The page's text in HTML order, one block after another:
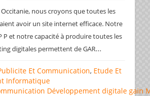
Occitanie, nous croyons que toutes les
avoir un site internet efficace. Notre
P et notre capacité à produire toutes les
digitales permettent de GAR...
Et Communication, Etude Et
Informatique
Développement digitale gain